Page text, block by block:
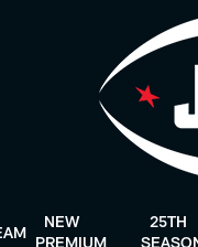
NEW
PREMIUM
25TH